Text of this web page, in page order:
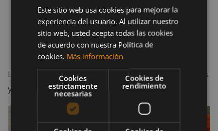
tiempo, lo cual es contraproducente.
Muchos de ellos aumentan el apetito, por
distintas causas.
Lo mejor es optar por alimentos naturales saludables
y consumir grasa natural en cantidades moderadas.
Este sitio web usa cookies para mejorar la
experiencia del usuario. Al utilizar nuestro
sitio web, usted acepta todas las cookies
de acuerdo con nuestra Política de
cookies. Más información
Cookies
estrictamente
necesarias
Cookies de
rendimiento